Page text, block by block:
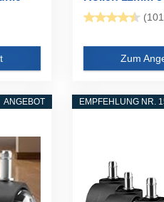
Grau Gummi...
Zum
ANGEBOT EMPFEHLUNG NR.